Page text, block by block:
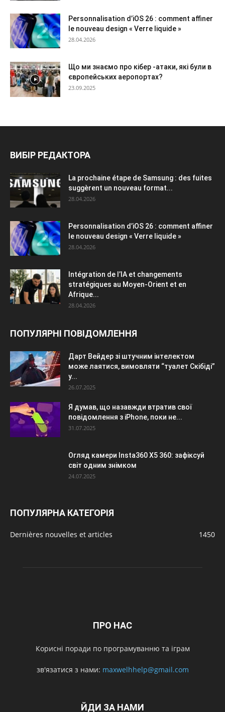
Personnalisation d’iOS 26 : comment affiner
le nouveau design « Verre liquide »
28.04.2026
Що ми знаємо про кібер -атаки, які були в
європейських аеропортах?
23.09.2025
ВИБІР РЕДАКТОРА
La prochaine étape de Samsung : des fuites
suggèrent un nouveau format...
28.04.2026
Personnalisation d’iOS 26 : comment affiner
le nouveau design « Verre liquide »
28.04.2026
Intégration de l’IA et changements
stratégiques au Moyen-Orient et en
Afrique...
28.04.2026
ПОПУЛЯРНІ ПОВІДОМЛЕННЯ
Дарт Вейдер зі штучним інтелектом
може лаятися, вимовляти “туалет Скібіді”
у...
26.07.2025
Я думав, що назавжди втратив свої
повідомлення з iPhone, поки не...
31.07.2025
Огляд камери Insta360 X5 360: зафіксуй
світ одним знімком
24.07.2025
ПОПУЛЯРНА КАТЕГОРІЯ
Dernières nouvelles et articles 1450
ПРО НАС
Корисні поради по програмуванню та іграм
зв'язатися з нами: maxwelhhelp@gmail.com
ЙДИ ЗА НАМИ